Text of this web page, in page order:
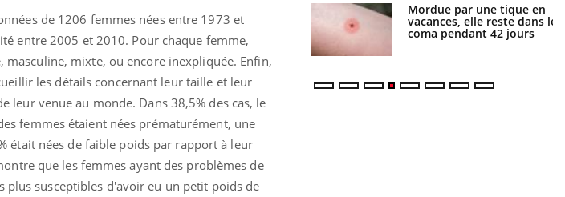
de 1206 femmes nées entre 1973 et
entre 2005 et 2010. Pour chaque femme,
mixte, ou encore inexpliquée. Enfin,
les détails concernant leur taille et leur
leur venue au monde. Dans 38,5% des cas, le
femmes étaient nées prématurément, une
était nées de faible poids par rapport à leur
que les femmes ayant des problèmes de
susceptibles d'avoir eu un petit poids de
?
protéines pourrait
finalement être bénéfique
Mordue par une tique en
vacances, elle reste dans le
coma pendant 42 jours